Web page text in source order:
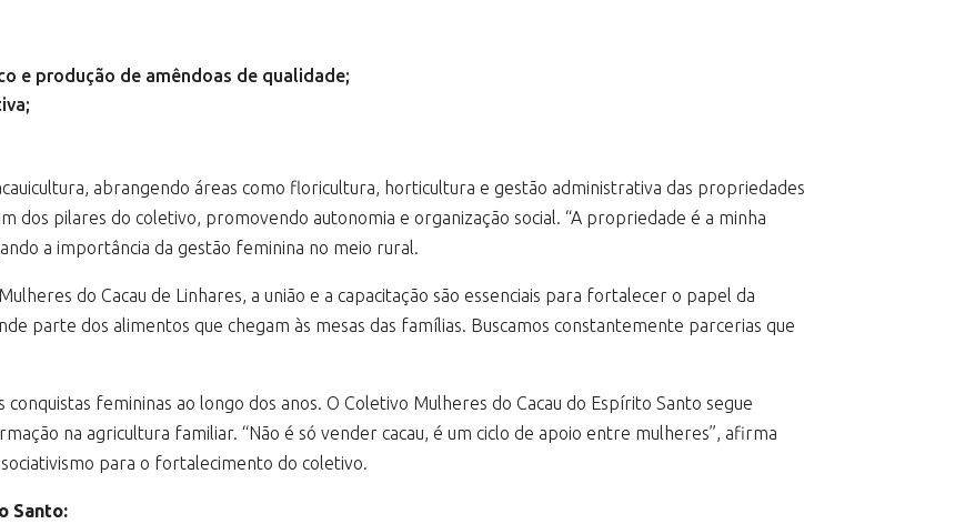
e produção de amêndoas de qualidade;
abrangendo áreas como floricultura, horticultura e gestão administrativa das propriedades
dos pilares do coletivo, promovendo autonomia e organização social. “A propriedade é a minha
a importância da gestão feminina no meio rural.
do Cacau de Linhares, a união e a capacitação são essenciais para fortalecer o papel da
parte dos alimentos que chegam às mesas das famílias. Buscamos constantemente parcerias que
femininas ao longo dos anos. O Coletivo Mulheres do Cacau do Espírito Santo segue
na agricultura familiar. “Não é só vender cacau, é um ciclo de apoio entre mulheres”, afirma
para o fortalecimento do coletivo.
Santo: